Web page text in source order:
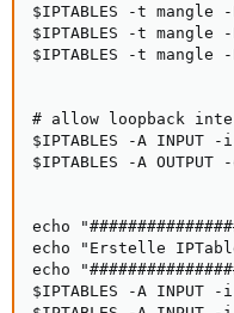
$IPTABLES -t mangle -P
$IPTABLES -t mangle -P
$IPTABLES -t mangle -P
# allow loopback
$IPTABLES -A
$IPTABLES -A
echo
echo "Erstelle
echo
$IPTABLES -A